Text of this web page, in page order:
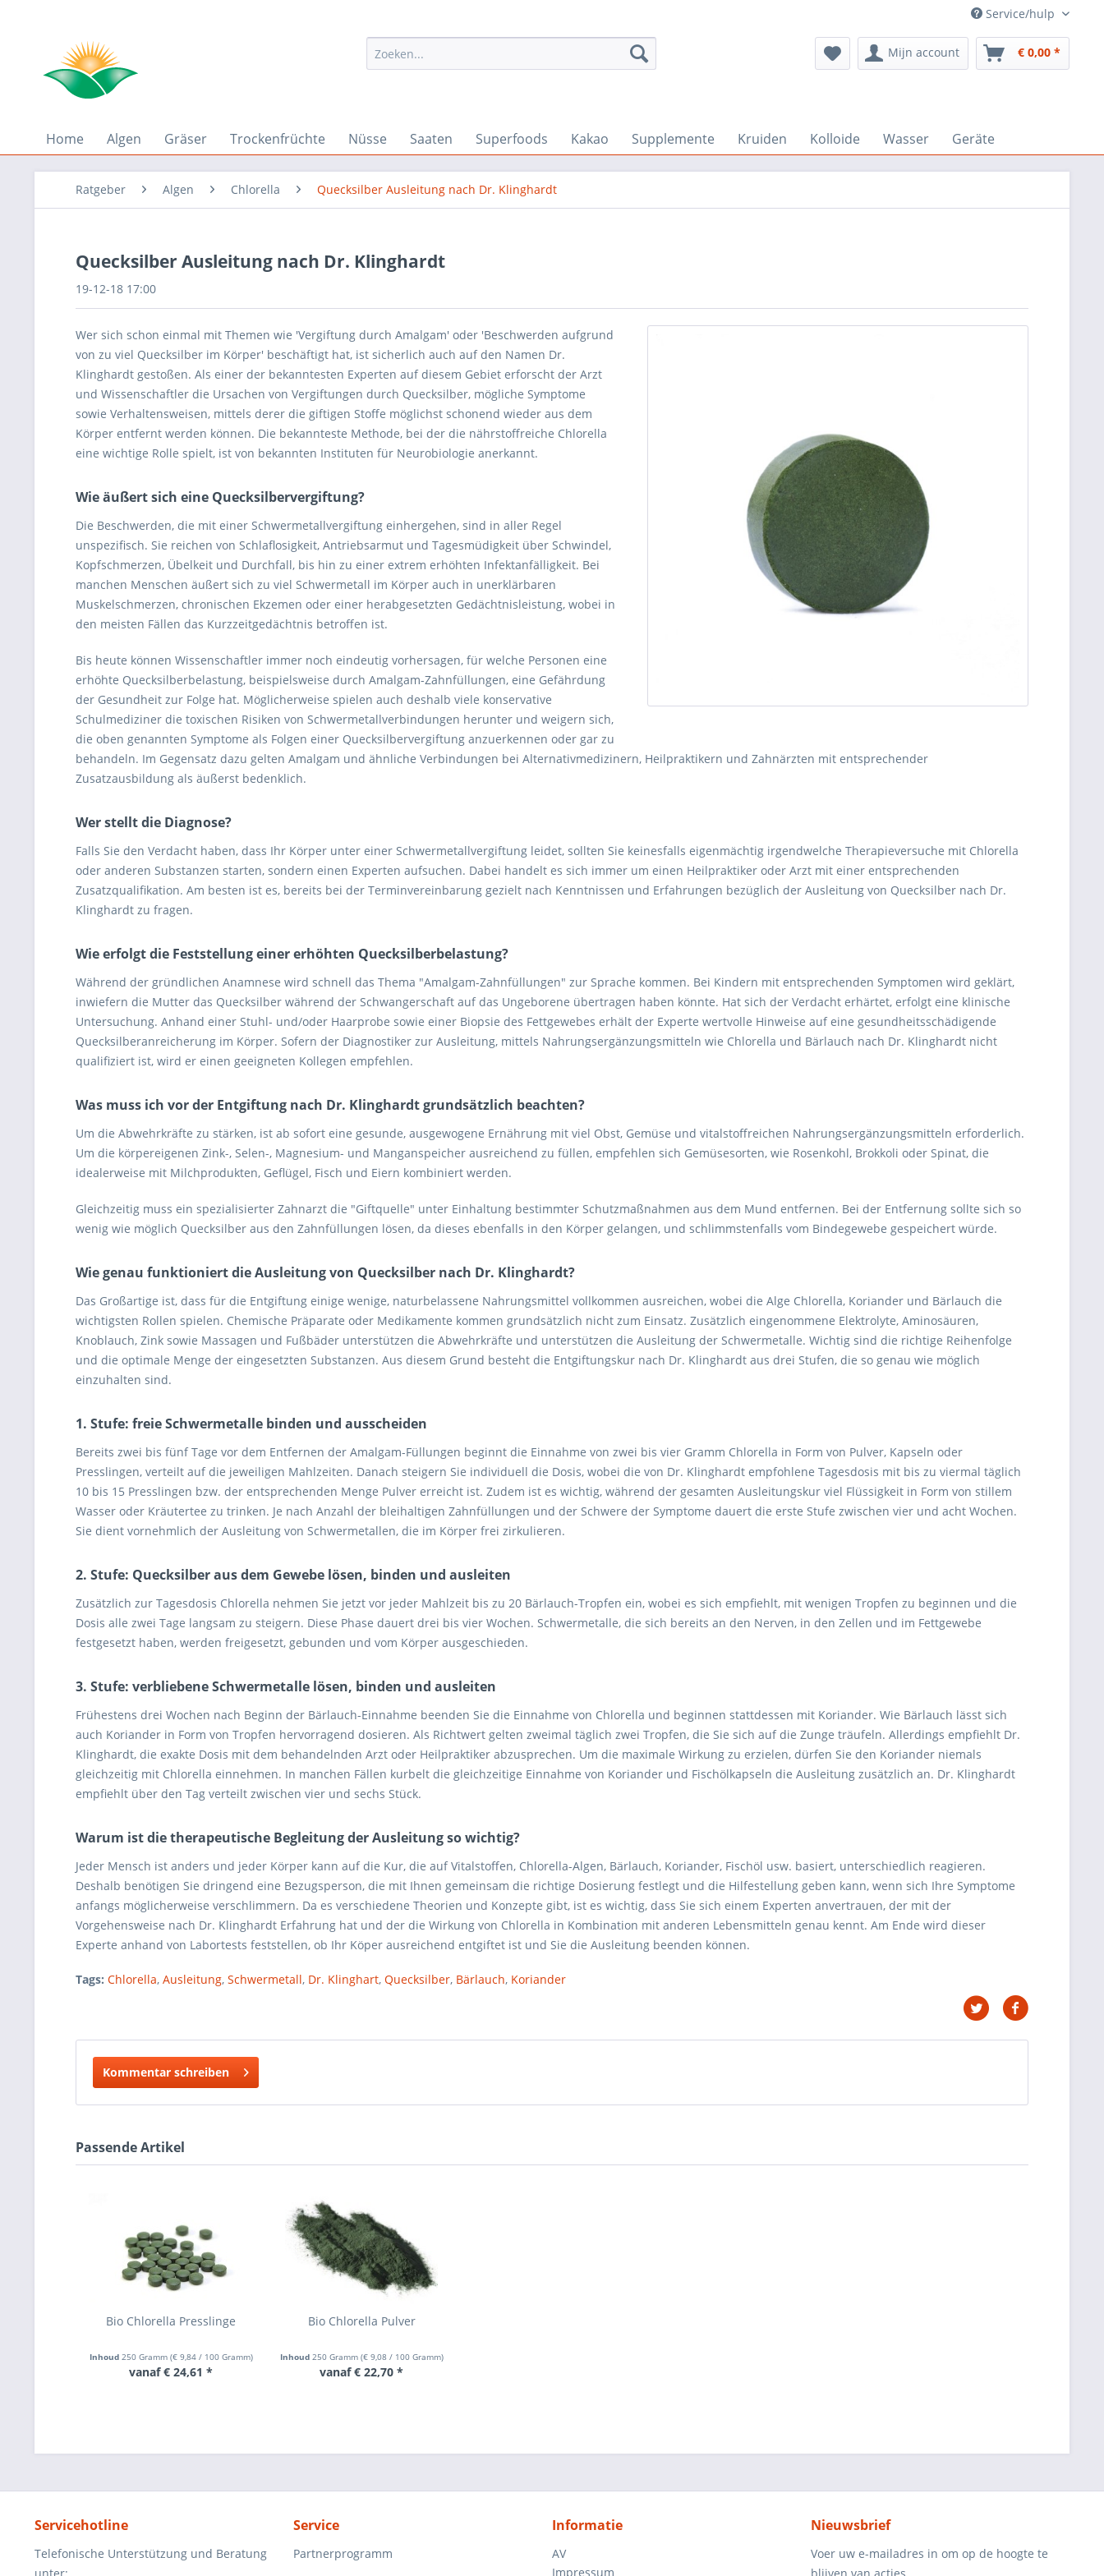
Service/hulp
Mijn account € 0,00 *
Home Algen Gräser Trockenfrüchte Nüsse Saaten Superfoods Kakao Supplemente Kruiden Kolloide Wasser Geräte
Ratgeber Algen Chlorella Quecksilber Ausleitung nach Dr. Klinghardt
Quecksilber Ausleitung nach Dr. Klinghardt
19-12-18 17:00
Wer sich schon einmal mit Themen wie 'Vergiftung durch Amalgam' oder 'Beschwerden aufgrund
von zu viel Quecksilber im Körper' beschäftigt hat, ist sicherlich auch auf den Namen Dr.
Klinghardt gestoßen. Als einer der bekanntesten Experten auf diesem Gebiet erforscht der Arzt
und Wissenschaftler die Ursachen von Vergiftungen durch Quecksilber, mögliche Symptome
sowie Verhaltensweisen, mittels derer die giftigen Stoffe möglichst schonend wieder aus dem
Körper entfernt werden können. Die bekannteste Methode, bei der die nährstoffreiche Chlorella
eine wichtige Rolle spielt, ist von bekannten Instituten für Neurobiologie anerkannt.
Wie äußert sich eine Quecksilbervergiftung?
Die Beschwerden, die mit einer Schwermetallvergiftung einhergehen, sind in aller Regel
unspezifisch. Sie reichen von Schlaflosigkeit, Antriebsarmut und Tagesmüdigkeit über Schwindel,
Kopfschmerzen, Übelkeit und Durchfall, bis hin zu einer extrem erhöhten Infektanfälligkeit. Bei
manchen Menschen äußert sich zu viel Schwermetall im Körper auch in unerklärbaren
Muskelschmerzen, chronischen Ekzemen oder einer herabgesetzten Gedächtnisleistung, wobei in
den meisten Fällen das Kurzzeitgedächtnis betroffen ist.
Bis heute können Wissenschaftler immer noch eindeutig vorhersagen, für welche Personen eine
erhöhte Quecksilberbelastung, beispielsweise durch Amalgam-Zahnfüllungen, eine Gefährdung
der Gesundheit zur Folge hat. Möglicherweise spielen auch deshalb viele konservative
Schulmediziner die toxischen Risiken von Schwermetallverbindungen herunter und weigern sich,
die oben genannten Symptome als Folgen einer Quecksilbervergiftung anzuerkennen oder gar zu
behandeln. Im Gegensatz dazu gelten Amalgam und ähnliche Verbindungen bei Alternativmedizinern, Heilpraktikern und Zahnärzten mit entsprechender
Zusatzausbildung als äußerst bedenklich.
Wer stellt die Diagnose?
Falls Sie den Verdacht haben, dass Ihr Körper unter einer Schwermetallvergiftung leidet, sollten Sie keinesfalls eigenmächtig irgendwelche Therapieversuche mit Chlorella
oder anderen Substanzen starten, sondern einen Experten aufsuchen. Dabei handelt es sich immer um einen Heilpraktiker oder Arzt mit einer entsprechenden
Zusatzqualifikation. Am besten ist es, bereits bei der Terminvereinbarung gezielt nach Kenntnissen und Erfahrungen bezüglich der Ausleitung von Quecksilber nach Dr.
Klinghardt zu fragen.
Wie erfolgt die Feststellung einer erhöhten Quecksilberbelastung?
Während der gründlichen Anamnese wird schnell das Thema "Amalgam-Zahnfüllungen" zur Sprache kommen. Bei Kindern mit entsprechenden Symptomen wird geklärt,
inwiefern die Mutter das Quecksilber während der Schwangerschaft auf das Ungeborene übertragen haben könnte. Hat sich der Verdacht erhärtet, erfolgt eine klinische
Untersuchung. Anhand einer Stuhl- und/oder Haarprobe sowie einer Biopsie des Fettgewebes erhält der Experte wertvolle Hinweise auf eine gesundheitsschädigende
Quecksilberanreicherung im Körper. Sofern der Diagnostiker zur Ausleitung, mittels Nahrungsergänzungsmitteln wie Chlorella und Bärlauch nach Dr. Klinghardt nicht
qualifiziert ist, wird er einen geeigneten Kollegen empfehlen.
Was muss ich vor der Entgiftung nach Dr. Klinghardt grundsätzlich beachten?
Um die Abwehrkräfte zu stärken, ist ab sofort eine gesunde, ausgewogene Ernährung mit viel Obst, Gemüse und vitalstoffreichen Nahrungsergänzungsmitteln erforderlich.
Um die körpereigenen Zink-, Selen-, Magnesium- und Manganspeicher ausreichend zu füllen, empfehlen sich Gemüsesorten, wie Rosenkohl, Brokkoli oder Spinat, die
idealerweise mit Milchprodukten, Geflügel, Fisch und Eiern kombiniert werden.
Gleichzeitig muss ein spezialisierter Zahnarzt die "Giftquelle" unter Einhaltung bestimmter Schutzmaßnahmen aus dem Mund entfernen. Bei der Entfernung sollte sich so
wenig wie möglich Quecksilber aus den Zahnfüllungen lösen, da dieses ebenfalls in den Körper gelangen, und schlimmstenfalls vom Bindegewebe gespeichert würde.
Wie genau funktioniert die Ausleitung von Quecksilber nach Dr. Klinghardt?
Das Großartige ist, dass für die Entgiftung einige wenige, naturbelassene Nahrungsmittel vollkommen ausreichen, wobei die Alge Chlorella, Koriander und Bärlauch die
wichtigsten Rollen spielen. Chemische Präparate oder Medikamente kommen grundsätzlich nicht zum Einsatz. Zusätzlich eingenommene Elektrolyte, Aminosäuren,
Knoblauch, Zink sowie Massagen und Fußbäder unterstützen die Abwehrkräfte und unterstützen die Ausleitung der Schwermetalle. Wichtig sind die richtige Reihenfolge
und die optimale Menge der eingesetzten Substanzen. Aus diesem Grund besteht die Entgiftungskur nach Dr. Klinghardt aus drei Stufen, die so genau wie möglich
einzuhalten sind.
1. Stufe: freie Schwermetalle binden und ausscheiden
Bereits zwei bis fünf Tage vor dem Entfernen der Amalgam-Füllungen beginnt die Einnahme von zwei bis vier Gramm Chlorella in Form von Pulver, Kapseln oder
Presslingen, verteilt auf die jeweiligen Mahlzeiten. Danach steigern Sie individuell die Dosis, wobei die von Dr. Klinghardt empfohlene Tagesdosis mit bis zu viermal täglich
10 bis 15 Presslingen bzw. der entsprechenden Menge Pulver erreicht ist. Zudem ist es wichtig, während der gesamten Ausleitungskur viel Flüssigkeit in Form von stillem
Wasser oder Kräutertee zu trinken. Je nach Anzahl der bleihaltigen Zahnfüllungen und der Schwere der Symptome dauert die erste Stufe zwischen vier und acht Wochen.
Sie dient vornehmlich der Ausleitung von Schwermetallen, die im Körper frei zirkulieren.
2. Stufe: Quecksilber aus dem Gewebe lösen, binden und ausleiten
Zusätzlich zur Tagesdosis Chlorella nehmen Sie jetzt vor jeder Mahlzeit bis zu 20 Bärlauch-Tropfen ein, wobei es sich empfiehlt, mit wenigen Tropfen zu beginnen und die
Dosis alle zwei Tage langsam zu steigern. Diese Phase dauert drei bis vier Wochen. Schwermetalle, die sich bereits an den Nerven, in den Zellen und im Fettgewebe
festgesetzt haben, werden freigesetzt, gebunden und vom Körper ausgeschieden.
3. Stufe: verbliebene Schwermetalle lösen, binden und ausleiten
Frühestens drei Wochen nach Beginn der Bärlauch-Einnahme beenden Sie die Einnahme von Chlorella und beginnen stattdessen mit Koriander. Wie Bärlauch lässt sich
auch Koriander in Form von Tropfen hervorragend dosieren. Als Richtwert gelten zweimal täglich zwei Tropfen, die Sie sich auf die Zunge träufeln. Allerdings empfiehlt Dr.
Klinghardt, die exakte Dosis mit dem behandelnden Arzt oder Heilpraktiker abzusprechen. Um die maximale Wirkung zu erzielen, dürfen Sie den Koriander niemals
gleichzeitig mit Chlorella einnehmen. In manchen Fällen kurbelt die gleichzeitige Einnahme von Koriander und Fischölkapseln die Ausleitung zusätzlich an. Dr. Klinghardt
empfiehlt über den Tag verteilt zwischen vier und sechs Stück.
Warum ist die therapeutische Begleitung der Ausleitung so wichtig?
Jeder Mensch ist anders und jeder Körper kann auf die Kur, die auf Vitalstoffen, Chlorella-Algen, Bärlauch, Koriander, Fischöl usw. basiert, unterschiedlich reagieren.
Deshalb benötigen Sie dringend eine Bezugsperson, die mit Ihnen gemeinsam die richtige Dosierung festlegt und die Hilfestellung geben kann, wenn sich Ihre Symptome
anfangs möglicherweise verschlimmern. Da es verschiedene Theorien und Konzepte gibt, ist es wichtig, dass Sie sich einem Experten anvertrauen, der mit der
Vorgehensweise nach Dr. Klinghardt Erfahrung hat und der die Wirkung von Chlorella in Kombination mit anderen Lebensmitteln genau kennt. Am Ende wird dieser
Experte anhand von Labortests feststellen, ob Ihr Köper ausreichend entgiftet ist und Sie die Ausleitung beenden können.
Tags: Chlorella, Ausleitung, Schwermetall, Dr. Klinghart, Quecksilber, Bärlauch, Koriander
Kommentar schreiben
Passende Artikel
Bio Chlorella Presslinge
Inhoud 250 Gramm (€ 9,84/ 100 Gramm)
vanaf € 24,61 *
Bio Chlorella Pulver
Inhoud 250 Gramm (€ 9,08 / 100 Gramm)
vanaf € 22,70 *
Servicehotline
Telefonische Unterstützung und Beratung
Service
Partnerprogramm
Informatie
AV
Impressum
Nieuwsbrief
Voer uw e-mailadres in om op de hoogte te